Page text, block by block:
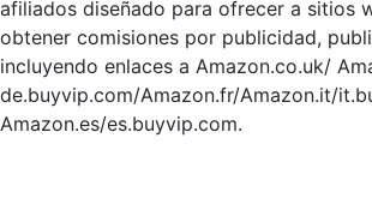
afiliados diseñado para ofrecer a sitios
obtener comisiones por publicidad,
incluyendo enlaces a Amazon.co.uk/
de.buyvip.com/Amazon.fr/Amazon.it/
Amazon.es/es.buyvip.com.